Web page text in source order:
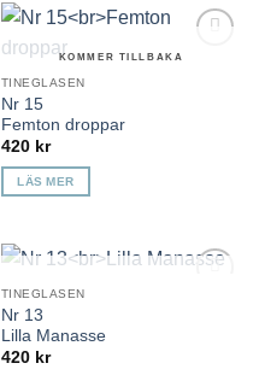
Lägg till i
KOMMER TILLBAKA
TINEGLASEN
Nr 15
Femton droppar
420 kr
LÄS MER
TINEGLASEN
Nr 13
Lilla Manasse
420 kr